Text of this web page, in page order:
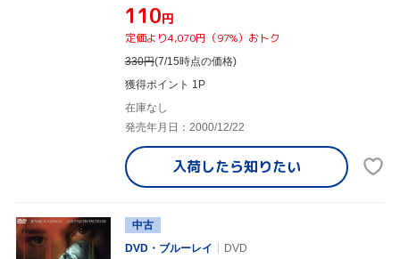
¥110円
定価より4,070円（97%）おトク
330円(7/15時点の価格)
獲得ポイント 1P
在庫なし
発売年月日：2000/12/22
入荷したら知りたい
中古
DVD・ブルーレイ
DVD